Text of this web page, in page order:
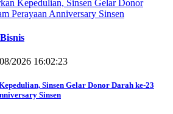
2026 16:02:23
Sinsen Gelar Donor Darah ke-23
Sinsen